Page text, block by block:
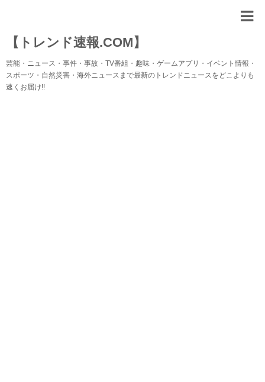
【トレンド速報.COM】
芸能・ニュース・事件・事故・TV番組・趣味・ゲームアプリ・イベント情報・
スポーツ・自然災害・海外ニュースまで最新のトレンドニュースをどこよりも
速くお届け!!